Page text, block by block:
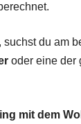
suchst du am
oder eine der
mit dem